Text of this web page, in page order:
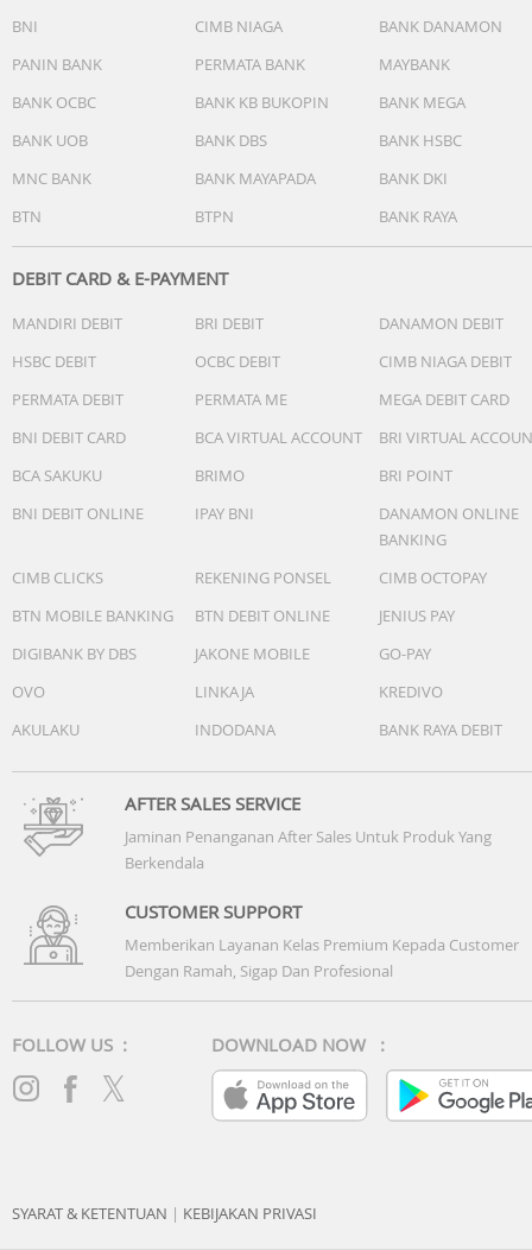
BNI
CIMB NIAGA
BANK DANAMON
PANIN BANK
PERMATA BANK
MAYBANK
BANK OCBC
BANK KB BUKOPIN
BANK MEGA
BANK UOB
BANK DBS
BANK HSBC
MNC BANK
BANK MAYAPADA
BANK DKI
BTN
BTPN BANK RAYA
DEBIT CARD & E-PAYMENT
MANDIRI DEBIT BRI DEBIT
DANAMON DEBIT
HSBC DEBIT
OCBC DEBIT
CIMB NIAGA DEBIT
PERMATA DEBIT
PERMATA ME
MEGA DEBIT CARD
BNI DEBIT CARD
BCA VIRTUAL ACCOUNT
BRI VIRTUAL
BCA SAKUKU
BRIMO
BRI POINT
BNI DEBIT ONLINE
IPAY BNI
DANAMON ONLINE
BANKING
CIMB CLICKS
REKENING PONSEL
CIMB OCTOPAY
BTN MOBILE BANKING
BTN DEBIT ONLINE
JENIUS PAY
DIGIBANK BY DBS
JAKONE MOBILE
GO-PAY
OVO
LINKAJA
KREDIVO
AKULAKU
INDODANA BANK RAYA DEBIT
AFTER SALES SERVICE
Jaminan Penanganan After Sales Untuk Produk Yang
Berkendala
CUSTOMER SUPPORT
Memberikan Layanan Kelas Premium Kepada Customer
Dengan Ramah, Sigap Dan Profesional
FOLLOW US : DOWNLOAD NOW :
SYARAT & KETENTUAN | KEBIJAKAN PRIVASI